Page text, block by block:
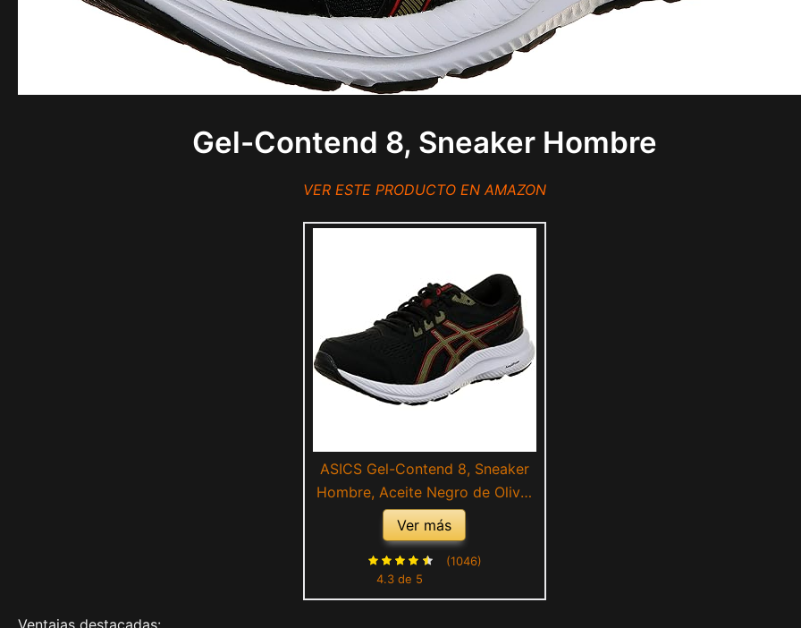
Gel-Contend 8, Sneaker Hombre
VER ESTE PRODUCTO EN AMAZON
ASICS Gel-Contend 8, Sneaker
Hombre, Aceite Negro de Oliva,
42.5 EU
Ver más
4.3 de 5
(1046)
Ventajas destacadas: